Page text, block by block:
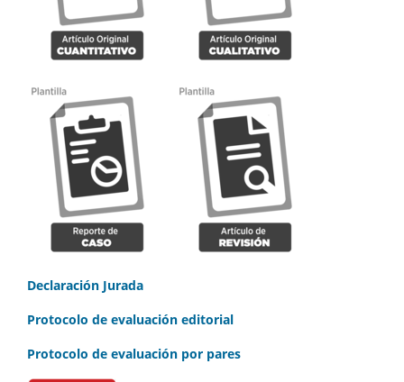
Declaración Jurada
Protocolo de evaluación editorial
Protocolo de evaluación por pares